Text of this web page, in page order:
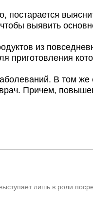
выявить
из
приготовления
В том
Причем,
лишь в роли